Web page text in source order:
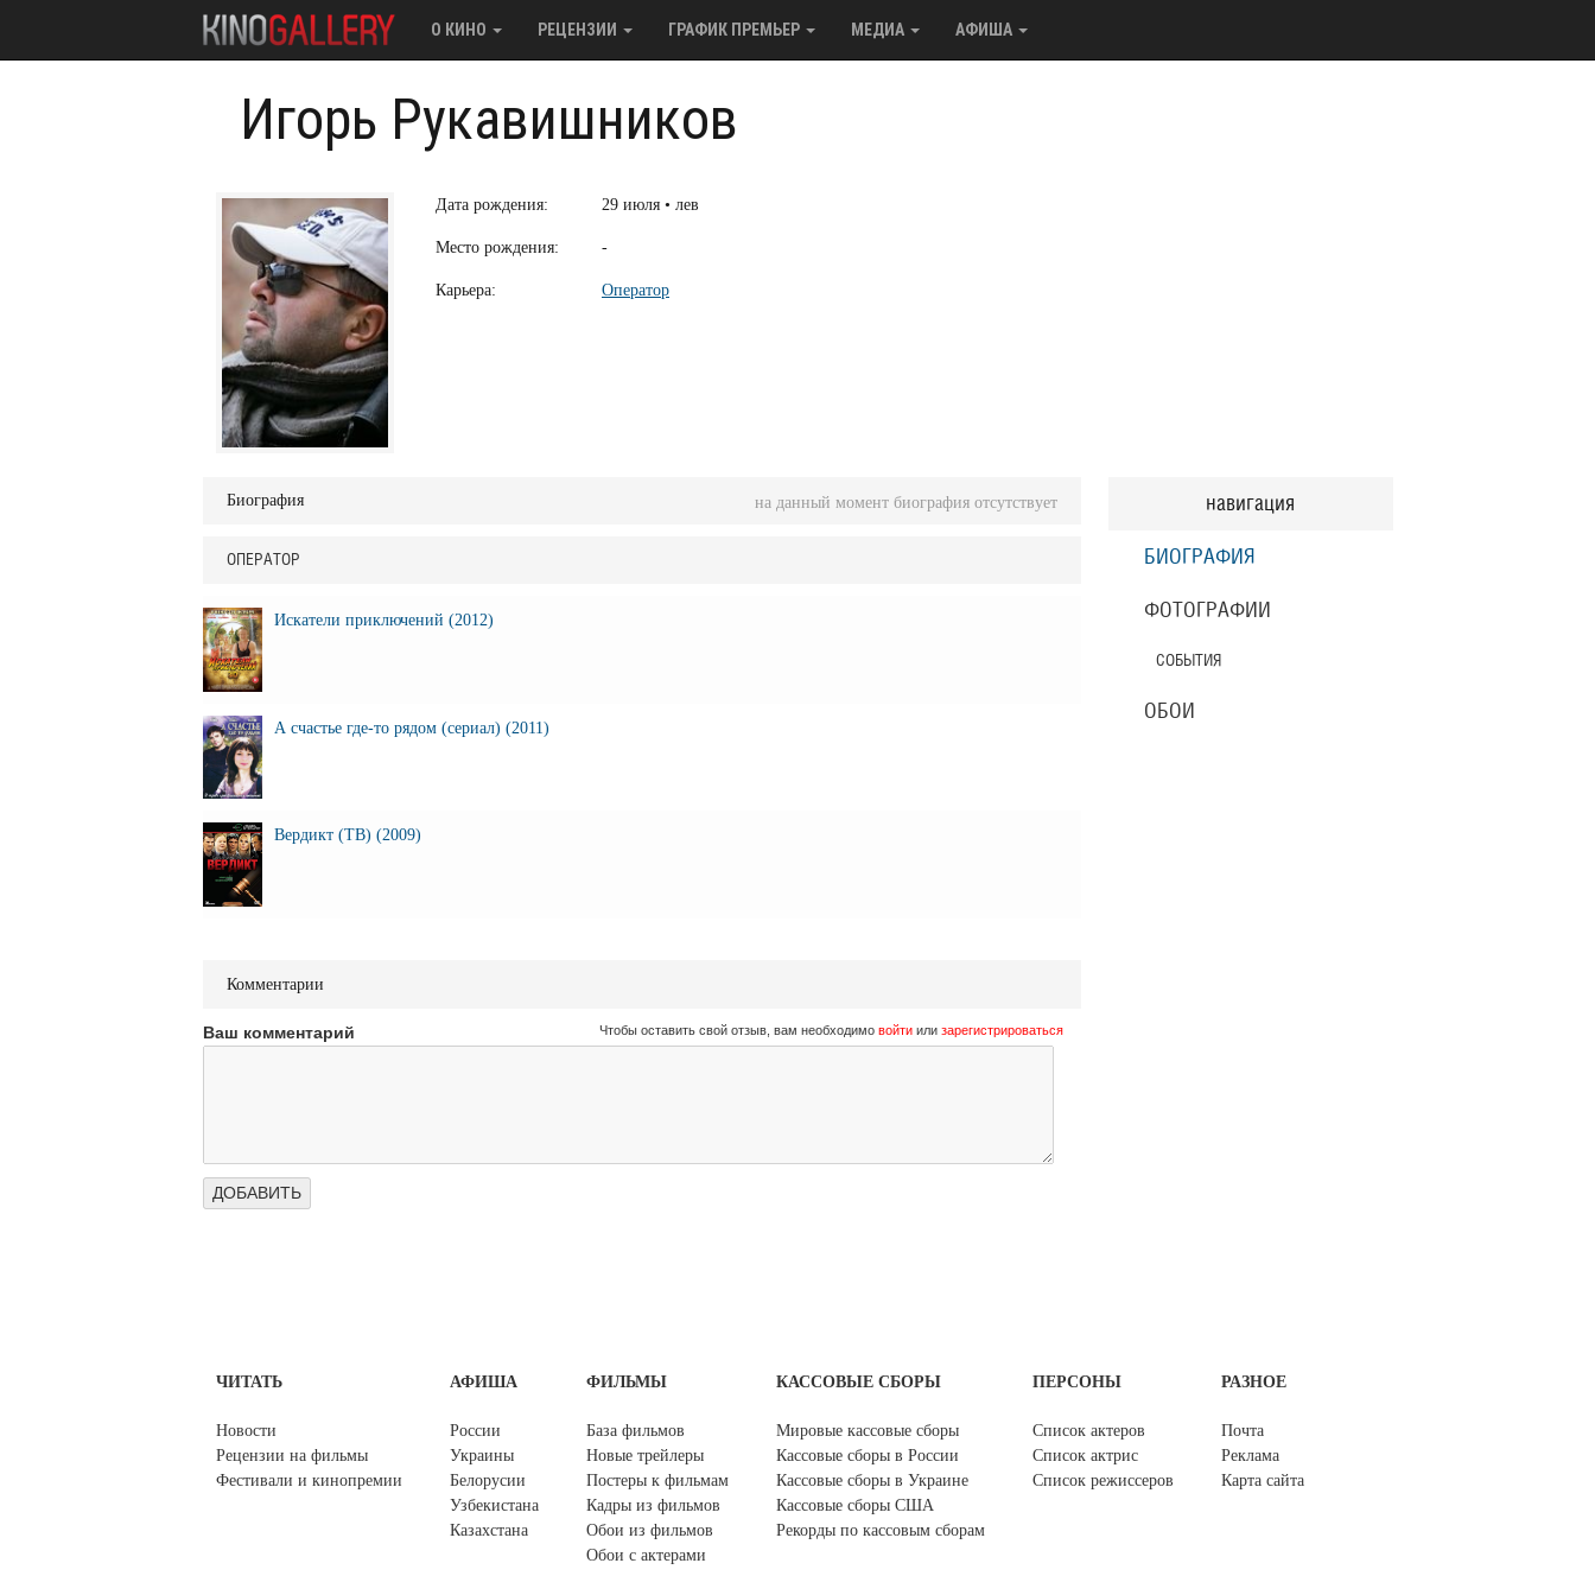
О КИНО РЕЦЕНЗИИ ГРАФИК ПРЕМЬЕР МЕДИА АФИША
Игорь Рукавишников
Дата рождения: 29 июля • лев
Место рождения: -
Карьера: Оператор
навигация
БИОГРАФИЯ
ФОТОГРАФИИ
СОБЫТИЯ
ОБОИ
Биография на данный момент биография отсутствует
ОПЕРАТОР
Искатели приключений (2012)
А счастье где-то рядом (сериал) (2011)
Вердикт (ТВ) (2009)
Комментарии
Ваш комментарий Чтобы оставить свой отзыв, вам необходимо войтиили зарегистрироваться
ЧИТАТЬ
Новости
Рецензии на фильмы
Фестивали и кинопремии
АФИША
России
Украины
Белорусии
Узбекистана
Казахстана
ФИЛЬМЫ
База фильмов
Новые трейлеры
Постеры к фильмам
Кадры из фильмов
Обои из фильмов
Обои с актерами
КАССОВЫЕ СБОРЫ
Мировые кассовые сборы
Кассовые сборы в России
Кассовые сборы в Украине
Кассовые сборы США
Рекорды по кассовым сборам
ПЕРСОНЫ
Список актеров
Список актрис
Список режиссеров
РАЗНОЕ
Почта
Реклама
Карта сайта